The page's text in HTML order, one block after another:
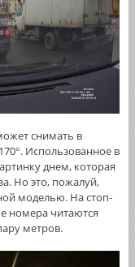
снимать в
Использованное в
днем, которая
Но это, пожалуй,
моделью. На стоп-
номера читаются
метров.